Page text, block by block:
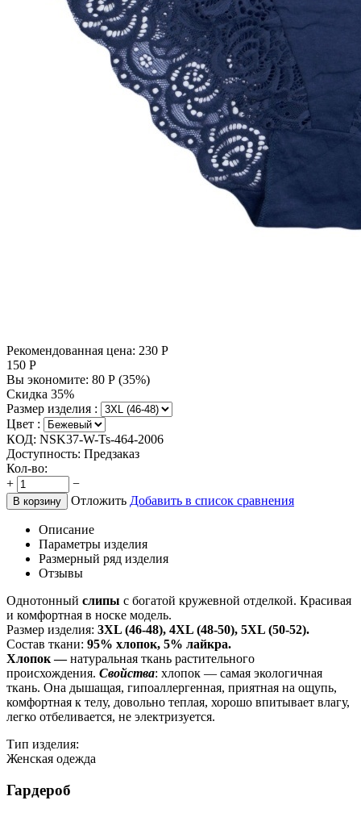
Рекомендованная цена: 230 Р
150 Р
Вы экономите: 80 Р (35%)
Скидка 35%
Размер изделия :
Цвет :
КОД: NSK37-W-Ts-464-2006
Доступность: Предзаказ
Кол-во:
+
−
В корзину Отложить Добавить в список сравнения
Описание
Параметры изделия
Размерный ряд изделия
Отзывы
Однотонный слипы с богатой кружевной отделкой. Красивая
и комфортная в носке модель.
Размер изделия: 3XL (46-48), 4XL (48-50), 5XL (50-52).
Состав ткани: 95% хлопок, 5% лайкра.
Хлопок —натуральная ткань растительного
происхождения. Свойства: хлопок — самая экологичная
ткань. Она дышащая, гипоаллергенная, приятная на ощупь,
комфортная к телу, довольно теплая, хорошо впитывает влагу,
легко отбеливается, не электризуется.
Тип изделия:
Женская одежда
Гардероб